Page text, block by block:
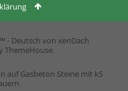
- Deutsch von xenDach
ThemeHouse.
auf Gasbeton Steine mit kS